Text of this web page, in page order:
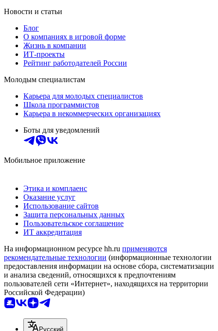
Новости и статьи
Блог
О компаниях в игровой форме
Жизнь в компании
ИТ-проекты
Рейтинг работодателей России
Молодым специалистам
Карьера для молодых специалистов
Школа программистов
Карьера в некоммерческих организациях
Боты для уведомлений
Мобильное приложение
Этика и комплаенс
Оказание услуг
Использование сайтов
Защита персональных данных
Пользовательское соглашение
ИТ аккредитация
На информационном ресурсе hh.ru применяются
рекомендательные технологии (информационные технологии
предоставления информации на основе сбора, систематизации
и анализа сведений, относящихся к предпочтениям
пользователей сети «Интернет», находящихся на территории
Российской Федерации)
Русский